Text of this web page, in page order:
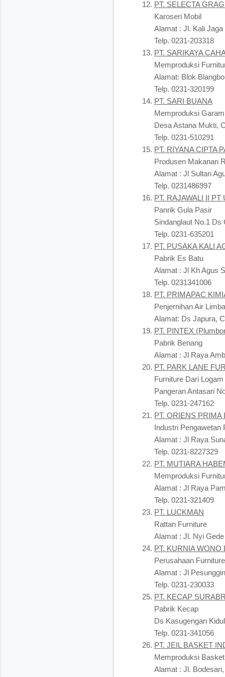
PT. SELECTA
Karoseri Mobil
Alamat : Jl. Kali
Telp. 0231-203318
PT. SARIKAYA
Memproduksi
Alamat: Blok
Telp. 0231-320199
PT. SARI BUANA
Memproduksi
Desa Astana Mukti,
Telp. 0231-510291
PT. RIYANA CIPTA
Produsen Makanan
Alamat : Jl Sultan
Telp. 0231486997
PT. RAJAWALI II
Panrik Gula Pasir
Sindanglaut No.1 Ds
Telp. 0231-635201
PT. PUSAKA KALI
Pabrik Es Batu
Alamat : Jl Kh Agus
Telp. 0231341006
PT. PRIMAPAC
Penjernihan Air
Alamat: Ds Japura,
PT. PINTEX
Pabrik Benang
Alamat : Jl Raya
PT. PARK LANE
Furniture Dari Logam
Pangeran Antasari
Telp. 0231-247162
PT. ORIENS PRIMA
Industri Pengawetan
Alamat : Jl Raya
Telp. 0231-8227329
PT. MUTIARA
Memproduksi
Alamat : Jl Raya
Telp. 0231-321409
PT. LUCKMAN
Rattan Furniture
Alamat : Jl. Nyi
PT. KURNIA WONO
Perusahaan Furniture
Alamat : Jl
Telp. 0231-230033
PT. KECAP
Pabrik Kecap
Ds Kasugengan
Telp. 0231-341056
PT. JEIL BASKET
Memproduksi
Alamat : Jl.